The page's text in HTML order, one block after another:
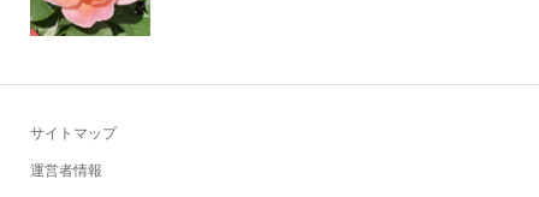
サイトマップ
運営者情報